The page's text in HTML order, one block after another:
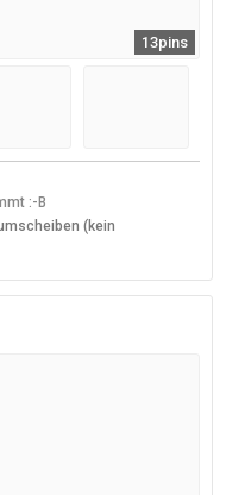
13pins
:-B
(kein